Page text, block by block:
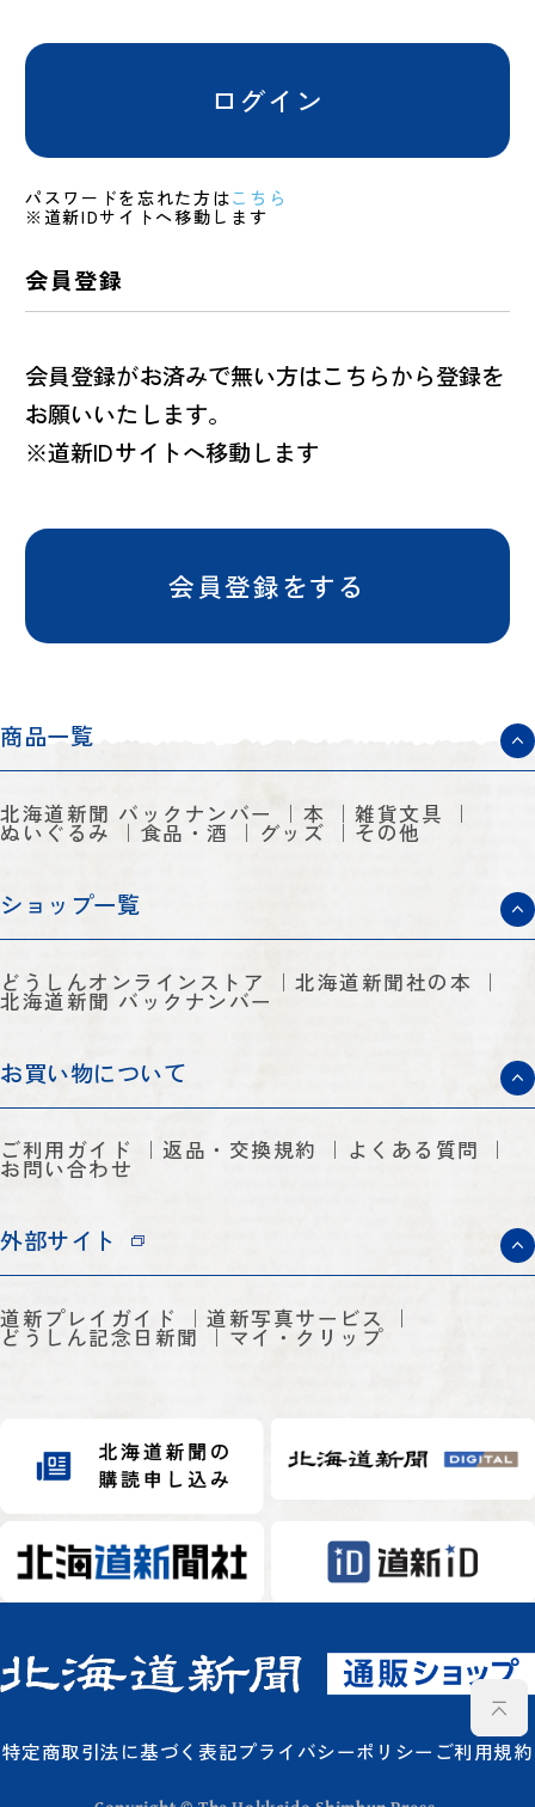
ログイン
パスワードを忘れた方はこちら
※道新IDサイトへ移動します
会員登録
会員登録がお済みで無い方はこちらから登録を
お願いいたします。
※道新IDサイトへ移動します
会員登録をする
商品一覧
北海道新聞 バックナンバー 本 雑貨文具
ぬいぐるみ 食品・酒 グッズ その他
ショップ一覧
どうしんオンラインストア 北海道新聞社の本
北海道新聞 バックナンバー
お買い物について
ご利用ガイド 返品・交換規約 よくある質問
お問い合わせ
外部サイト
道新プレイガイド 道新写真サービス
どうしん記念日新聞 マイ・クリップ
特定商取引法に基づく表記プライバシーポリシー ご利用規約